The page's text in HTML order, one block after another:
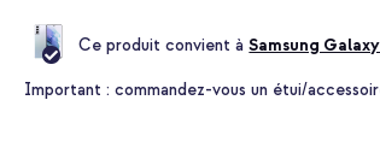
Ce produit convient àSamsung
Important : commandez-vous un étui/